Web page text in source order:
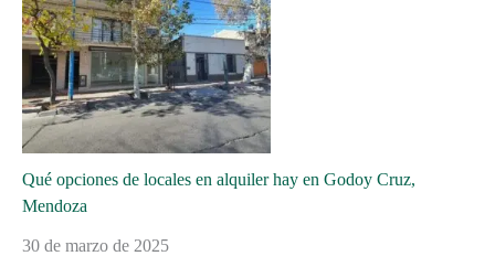
Qué opciones de locales en alquiler hay en Godoy Cruz,
Mendoza
30 de marzo de 2025